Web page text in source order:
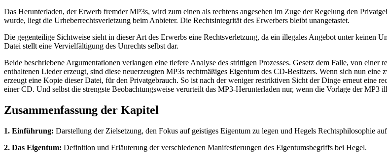
Das Herunterladen, der Erwerb fremder MP3s, wird zum einen als rechtens angesehen im Zuge der Regelung den
wurde, liegt die Urheberrechtsverletzung beim Anbieter. Die Rechtsintegrität des Erwerbers bleibt unangetastet.
Die gegenteilige Sichtweise sieht in dieser Art des Erwerbs eine Rechtsverletzung, da ein illegales Angebot unter keinen
Datei stellt eine Vervielfältigung des Unrechts selbst dar.
Beide beschriebene Argumentationen verlangen eine tiefere Analyse des strittigen Prozesses. Gesetz dem Falle, von
enthaltenen Lieder erzeugt, sind diese neuerzeugten MP3s rechtmäßiges Eigentum des CD-Besitzers. Wenn sich nun
erzeugt eine Kopie dieser Datei, für den Privatgebrauch. So ist nach der weniger restriktiven Sicht der Dinge erneut eine
einer CD. Und selbst die strengste Beobachtungsweise verurteilt das MP3-Herunterladen nur, wenn die Vorlage der MP3
Zusammenfassung der Kapitel
1. Einführung: Darstellung der Zielsetzung, den Fokus auf geistiges Eigentum zu legen und Hegels Rechtsphilosophie
2. Das Eigentum: Definition und Erläuterung der verschiedenen Manifestierungen des Eigentumsbegriffs bei Hegel.